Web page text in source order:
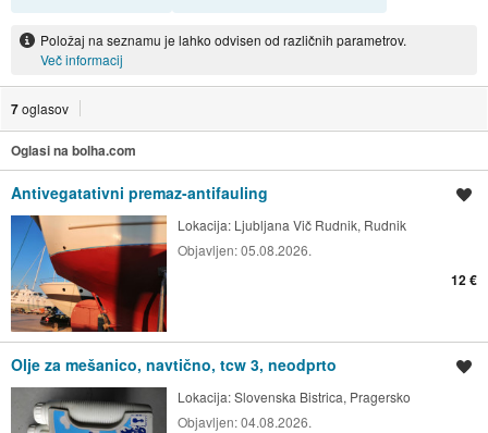
Položaj na seznamu je lahko odvisen od različnih parametrov.
Več informacij
7oglasov
Oglasi na bolha.com
Antivegatativni premaz-antifauling
Lokacija: Ljubljana Vič Rudnik, Rudnik
Objavljen:05.08.2026.
12 €
Olje za mešanico, navtično, tcw 3, neodprto
Lokacija:Slovenska Bistrica, Pragersko
Objavljen:04.08.2026.